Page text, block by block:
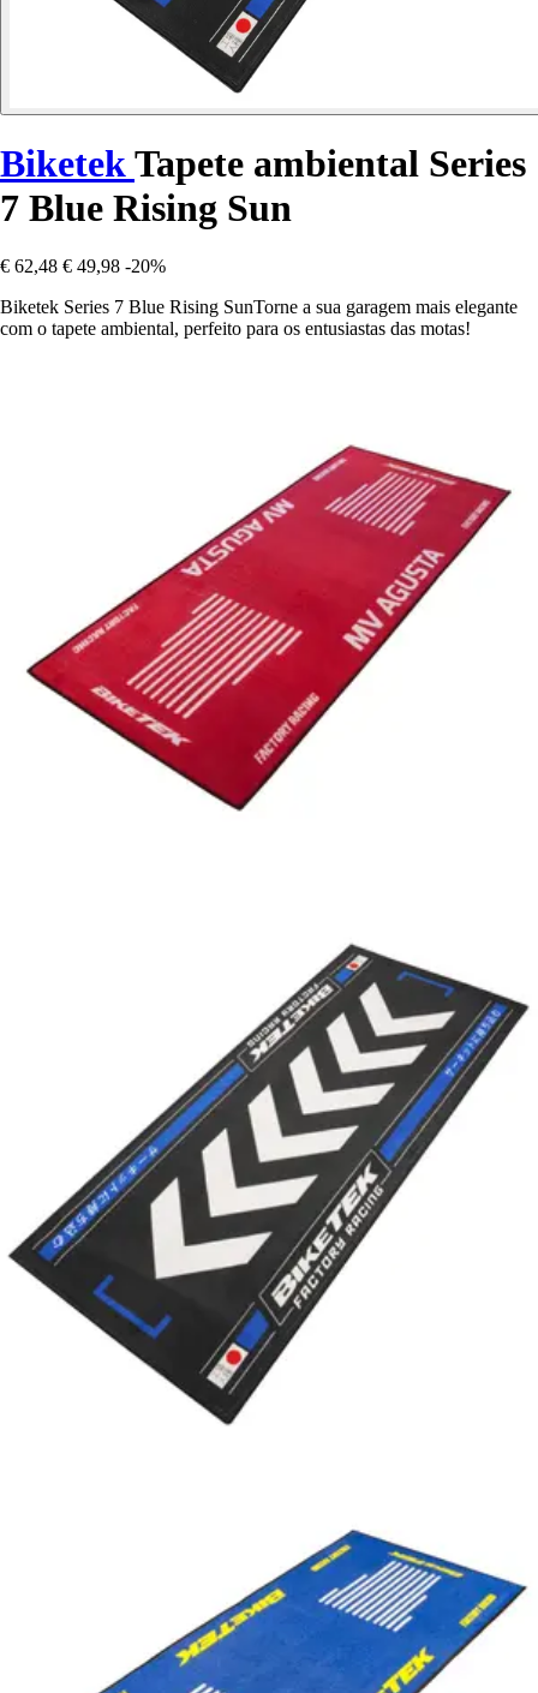
BiketekTapete ambiental Series
7 Blue Rising Sun
€ 62,48 € 49,98 -20%
Biketek Series 7 Blue Rising SunTorne a sua garagem mais elegante
com o tapete ambiental, perfeito para os entusiastas das motas!